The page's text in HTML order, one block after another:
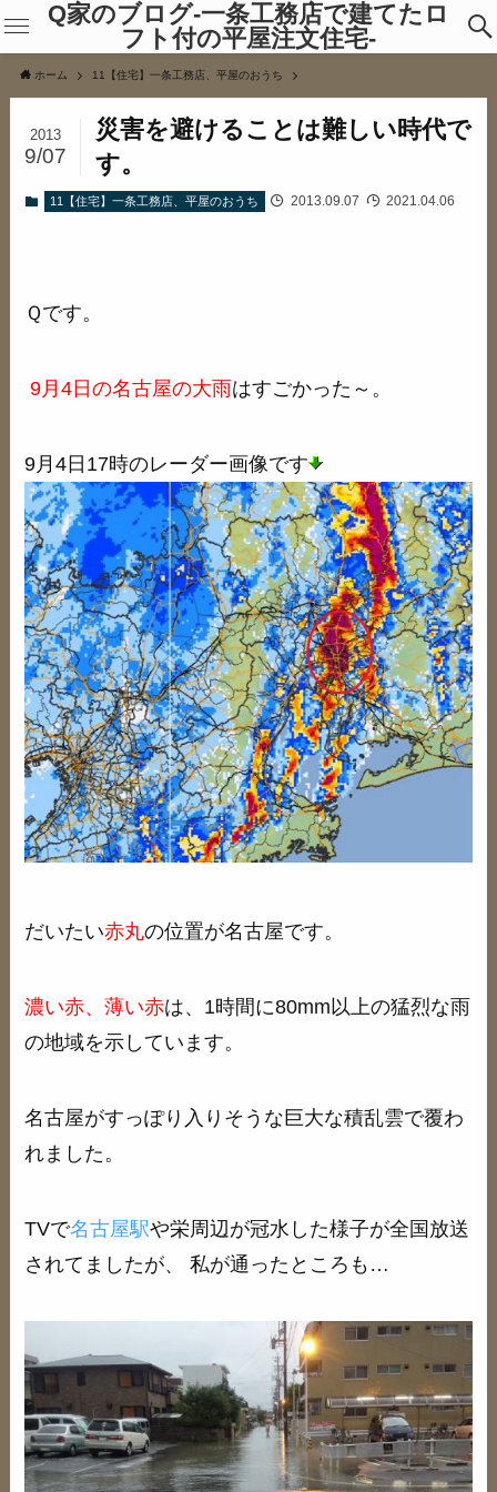
Q家のブログ-一条工務店で建てたロ
フト付の平屋注文住宅-
ホーム 11【住宅】一条工務店、平屋のおうち
災害を避けることは難しい時代で
す。
2013
9/07
11【住宅】一条工務店、平屋のおうち 2013.09.07 2021.04.06
Ｑです。
9月4日の名古屋の大雨はすごかった～。
9月4日17時のレーダー画像です
だいたい赤丸の位置が名古屋です。
濃い赤、薄い赤は、1時間に80mm以上の猛烈な雨
の地域を示しています。
名古屋がすっぽり入りそうな巨大な積乱雲で覆わ
れました。
TVで名古屋駅や栄周辺が冠水した様子が全国放送
されてましたが、 私が通ったところも…